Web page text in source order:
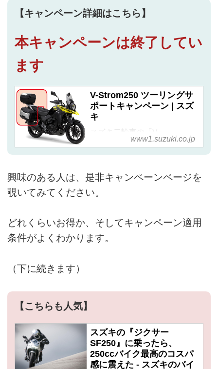
【キャンペーン詳細はこちら】
本キャンペーンは終了してい
ます
V-Strom250 ツーリングサ
ポートキャンペーン | スズ
キ
スズキ二輪車の「V-
Strom250/ABS ツーリングサポ
ートキャンペーン」ページで
www1.suzuki.co.jp
興味のある人は、是非キャンペーンページを
覗いてみてください。
どれくらいお得か、そしてキャンペーン適用
条件がよくわかります。
（下に続きます）
【こちらも人気】
スズキの『ジクサー
SF250』に乗ったら、
250ccバイク最高のコスパ
感に震えた - スズキのバイ